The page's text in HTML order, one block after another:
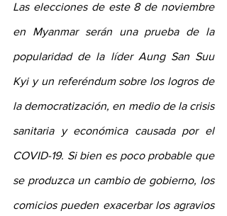
Las elecciones de este 8 de noviembre
en Myanmar serán una prueba de la
popularidad de la líder Aung San Suu
Kyi y un referéndum sobre los logros de
la democratización, en medio de la crisis
sanitaria y económica causada por el
COVID-19. Si bien es poco probable que
se produzca un cambio de gobierno, los
comicios pueden exacerbar los agravios